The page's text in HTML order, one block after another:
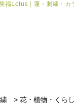
福Lotus｜蓮・刺繍・
> 花・植物・くらし